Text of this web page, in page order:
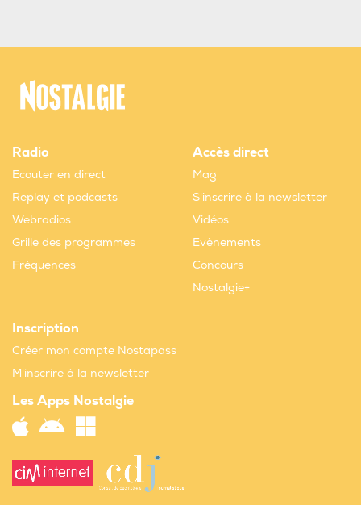
Radio
Ecouter en direct
Replay et podcasts
Webradios
Grille des programmes
Fréquences
Accès direct
Mag
S'inscrire à la newsletter
Vidéos
Evènements
Concours
Nostalgie+
Inscription
Créer mon compte Nostapass
M'inscrire à la newsletter
Les Apps Nostalgie